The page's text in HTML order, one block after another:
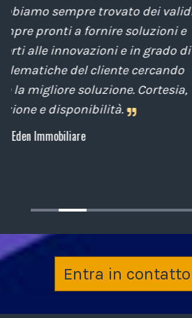
professionalità nella
problemi posti da noi nel
gentilezza e disponibilità
rapporto interpersonale, con
adatte alle nostre esigenze
cliente.
Entra in